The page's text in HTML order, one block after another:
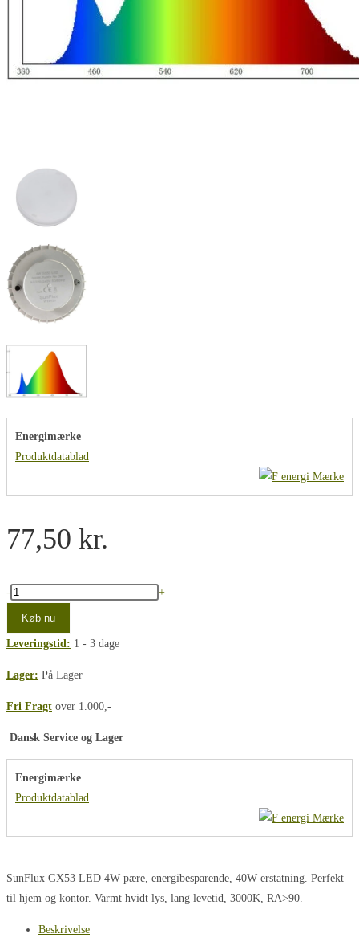
Energimærke
Produktdatablad
77,50 kr.
SunFlux
GX53
4W
3000K/Ra90
No
(3Y)
antal
- +
Køb nu
Leveringstid: 1 - 3 dage
Lager: På Lager
Fri Fragt over 1.000,-
Dansk Service og Lager
Energimærke
Produktdatablad
SunFlux GX53 LED 4W pære, energibesparende, 40W erstatning. Perfekt
til hjem og kontor. Varmt hvidt lys, lang levetid, 3000K, RA>90.
Beskrivelse